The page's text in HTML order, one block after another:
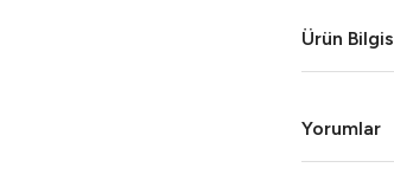
Ürün
Yorumlar